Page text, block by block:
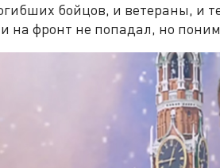
бойцов, и ветераны, и
на фронт не попадал, но